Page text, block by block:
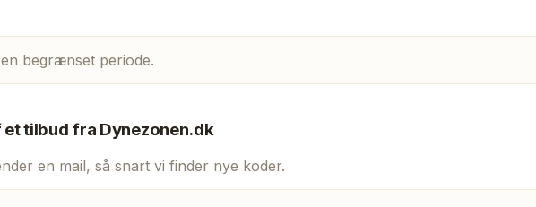
begrænset periode.
et tilbud fra Dynezonen.dk
en mail, så snart vi finder nye koder.